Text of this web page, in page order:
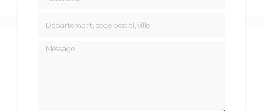
Message